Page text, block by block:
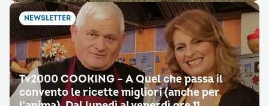
NEWSLETTER
Tv2000 COOKING – A Quel che passa il
convento le ricette migliori (anche per